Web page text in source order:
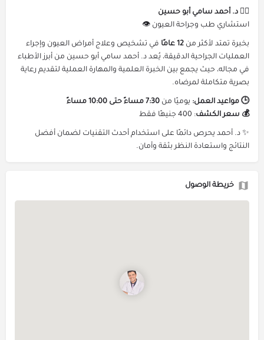
👨‍⚕️ د. أحمد سامي أبو حسين
استشاري طب وجراحة العيون 👁️
بخبرة تمتد لأكثر من 12 عامًا
في تشخيص وعلاج أمراض العيون وإجراء
العمليات الجراحية الدقيقة، يُعد د. أحمد سامي أبو حسين من أبرز الأطباء
في مجاله، حيث يجمع بين الخبرة العلمية والمهارة العملية لتقديم رعاية
بصرية متكاملة لمرضاه.
🕒 مواعيد العمل: يوميًا من 7:30 مساءً حتى 10:00 مساءً
💰 سعر الكشف: 400 جنيهًا فقط
✨ د. أحمد يحرص دائمًا على استخدام أحدث التقنيات لضمان أفضل
النتائج واستعادة النظر بثقة وأمان.
خريطة الوصول